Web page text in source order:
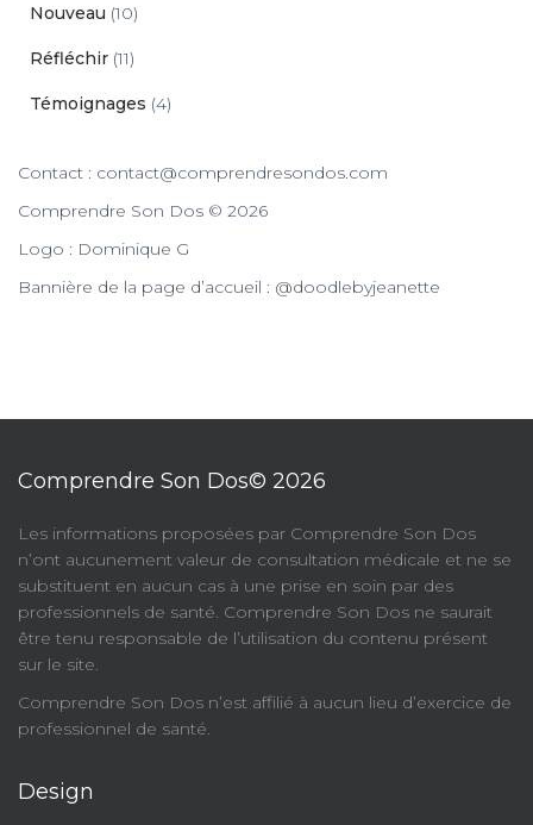
Nouveau (10)
Réfléchir (11)
Témoignages (4)
Contact : contact@comprendresondos.com
Comprendre Son Dos © 2026
Logo : Dominique G
Bannière de la page d’accueil : @doodlebyjeanette
Comprendre Son Dos© 2026
​Les informations proposées par Comprendre Son Dos
n’ont aucunement valeur de consultation médicale et ne se
substituent en aucun cas à une prise en soin par des
professionnels de santé. Comprendre Son Dos ne saurait
être tenu responsable de l’utilisation du contenu présent
sur le site.
Comprendre Son Dos n’est affilié à aucun lieu d’exercice de
professionnel de santé.
Design